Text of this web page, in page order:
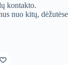
kontakto.
nuo kitų, dėžutėse